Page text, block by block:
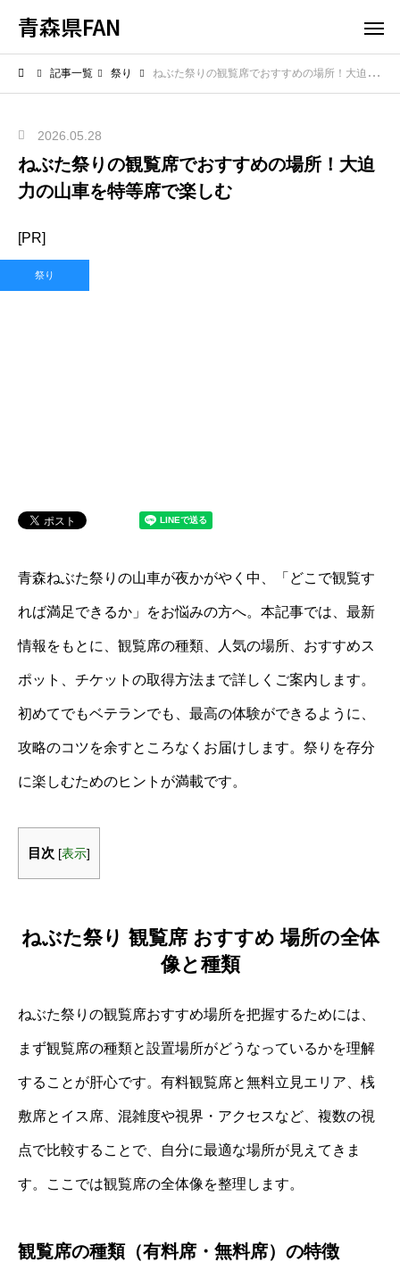
青森県FAN
記事一覧 祭り ねぶた祭りの観覧席でおすすめの場所！大迫力の山車を特等席で楽しむ
2026.05.28
ねぶた祭りの観覧席でおすすめの場所！大迫
力の山車を特等席で楽しむ
[PR]
祭り
青森ねぶた祭りの山車が夜かがやく中、「どこで観覧す
れば満足できるか」をお悩みの方へ。本記事では、最新
情報をもとに、観覧席の種類、人気の場所、おすすめス
ポット、チケットの取得方法まで詳しくご案内します。
初めてでもベテランでも、最高の体験ができるように、
攻略のコツを余すところなくお届けします。祭りを存分
に楽しむためのヒントが満載です。
目次 [表示]
ねぶた祭り 観覧席 おすすめ 場所の全体
像と種類
ねぶた祭りの観覧席おすすめ場所を把握するためには、
まず観覧席の種類と設置場所がどうなっているかを理解
することが肝心です。有料観覧席と無料立見エリア、桟
敷席とイス席、混雑度や視界・アクセスなど、複数の視
点で比較することで、自分に最適な場所が見えてきま
す。ここでは観覧席の全体像を整理します。
観覧席の種類（有料席・無料席）の特徴